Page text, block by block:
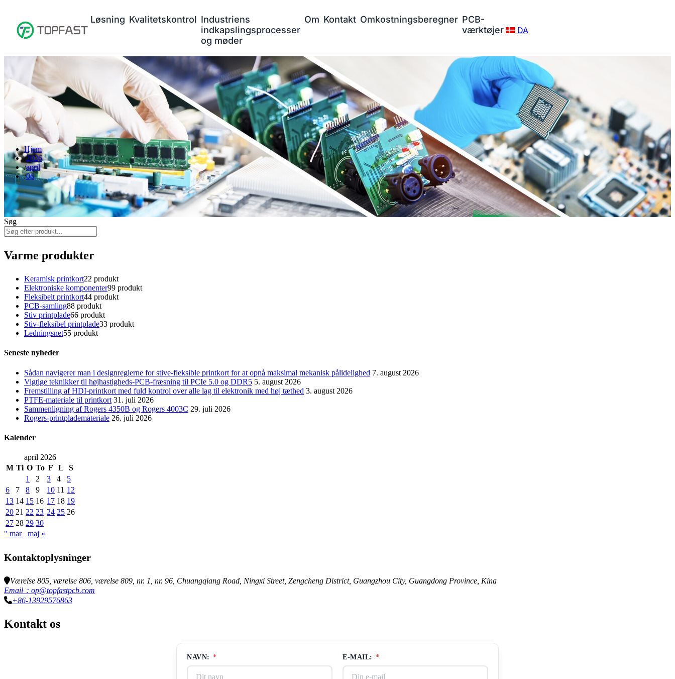
Løsning Kvalitetskontrol Industriens
indkapslingsprocesser
og møder
Om Kontakt Omkostningsberegner PCB-
værktøjer
DA
Hjem
2026
april
06
Søg
Varme produkter
Keramisk printkort22 produkt
Elektroniske komponenter99 produkt
Fleksibelt printkort44 produkt
PCB-samling88 produkt
Stiv printplade66 produkt
Stiv-fleksibel printplade33 produkt
Ledningsnet55 produkt
Seneste nyheder
Sådan navigerer man i designreglerne for stive-fleksible printkort for at opnå maksimal mekanisk pålidelighed 7. august 2026
Vigtige teknikker til højhastigheds-PCB-fræsning til PCIe 5.0 og DDR5 5. august 2026
Fremstilling af HDI-printkort med fuld kontrol over alle lag til elektronik med høj tæthed 3. august 2026
PTFE-materiale til printkort 31. juli 2026
Sammenligning af Rogers 4350B og Rogers 4003C 29. juli 2026
Rogers-printplademateriale 26. juli 2026
Kalender
april 2026
M Ti O To F L
S
1
2 3 4
5
6
7 8 9 10 11 12
13 14 15 16 17 18 19
20 21 22 23 24 25 26
27 28 29 30
" mar
maj »
Kontaktoplysninger
Værelse 805, værelse 806, værelse 809, nr. 1, nr. 96, Chuangqiang Road, Ningxi Street, Zengcheng District, Guangzhou City, Guangdong Province, Kina
Email：op@topfastpcb.com
+86-13929576863
Kontakt os
NAVN: * E-MAIL: *